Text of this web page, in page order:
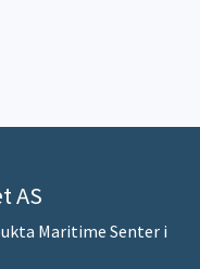
AS
Maritime Senter i